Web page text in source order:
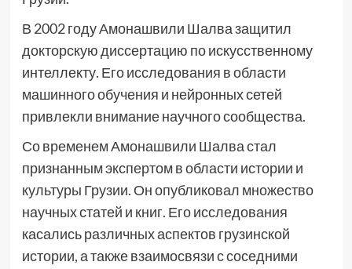
В 2002 году Амонашвили Шалва защитил
докторскую диссертацию по искусственному
интеллекту. Его исследования в области
машинного обучения и нейронных сетей
привлекли внимание научного сообщества.
Со временем Амонашвили Шалва стал
признанным экспертом в области истории и
культуры Грузии. Он опубликовал множество
научных статей и книг. Его исследования
касались различных аспектов грузинской
истории, а также взаимосвязи с соседними